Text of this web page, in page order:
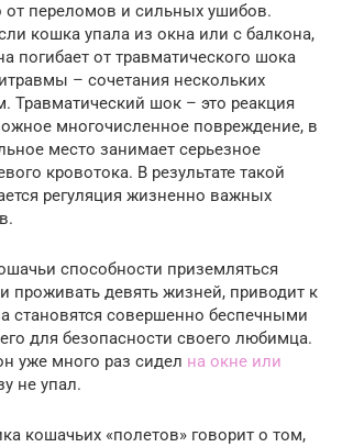
от переломов и сильных ушибов.
кошка упала из окна или с балкона,
погибает от травматического шока
– сочетания нескольких
Травматический шок – это реакция
многочисленное повреждение, в
место занимает серьезное
кровотока. В результате такой
регуляция жизненно важных
способности приземляться
проживать девять жизней, приводит к
становятся совершенно беспечными
для безопасности своего любимца.
уже много раз сидел на окне или
не упал.
кошачьих «полетов» говорит о том,